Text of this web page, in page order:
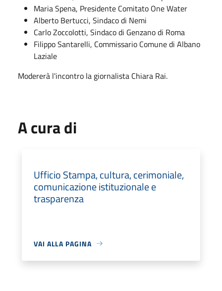
Maria Spena, Presidente Comitato One Water
Alberto Bertucci, Sindaco di Nemi
Carlo Zoccolotti, Sindaco di Genzano di Roma
Filippo Santarelli, Commissario Comune di Albano
Laziale
Modererà l'incontro la giornalista Chiara Rai.
A cura di
Ufficio Stampa, cultura, cerimoniale,
comunicazione istituzionale e
trasparenza
VAI ALLA PAGINA